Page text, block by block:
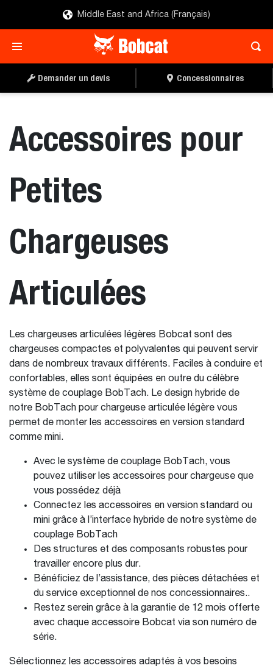
Middle East and Africa (Français)
Demander un devis Concessionnaires
Accessoires pour
Petites
Chargeuses
Articulées
Les chargeuses articulées légères Bobcat sont des
chargeuses compactes et polyvalentes qui peuvent servir
dans de nombreux travaux différents. Faciles à conduire et
confortables, elles sont équipées en outre du célèbre
système de couplage BobTach. Le design hybride de
notre BobTach pour chargeuse articulée légère vous
permet de monter les accessoires en version standard
comme mini.
Avec le système de couplage BobTach, vous
pouvez utiliser les accessoires pour chargeuse que
vous possédez déjà
Connectez les accessoires en version standard ou
mini grâce à l’interface hybride de notre système de
couplage BobTach
Des structures et des composants robustes pour
travailler encore plus dur.
Bénéficiez de l’assistance, des pièces détachées et
du service exceptionnel de nos concessionnaires..
Restez serein grâce à la garantie de 12 mois offerte
avec chaque accessoire Bobcat via son numéro de
série.
Sélectionnez les accessoires adaptés à vos besoins